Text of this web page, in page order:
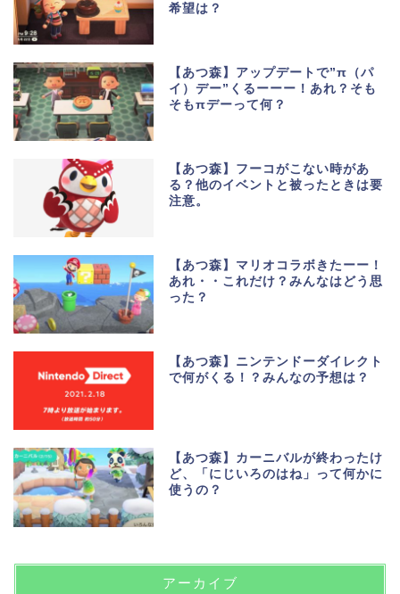
希望は？
【あつ森】アップデートで”π（パ
イ）デー”くるーーー！あれ？そも
そもπデーって何？
【あつ森】フーコがこない時があ
る？他のイベントと被ったときは要
注意。
【あつ森】マリオコラボきたーー！
あれ・・これだけ？みんなはどう思
った？
【あつ森】ニンテンドーダイレクト
で何がくる！？みんなの予想は？
【あつ森】カーニバルが終わったけ
ど、「にじいろのはね」って何かに
使うの？
アーカイブ